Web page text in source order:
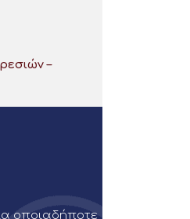
–
οποιαδήποτε